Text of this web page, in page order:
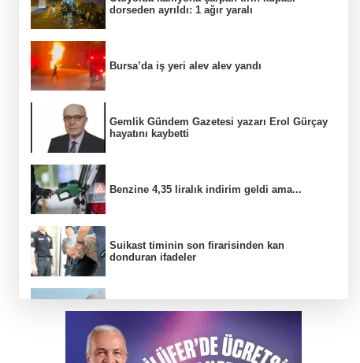
dorseden ayrıldı: 1 ağır yaralı
Bursa’da iş yeri alev alev yandı
Gemlik Gündem Gazetesi yazarı Erol Gürçay
hayatını kaybetti
Benzine 4,35 liralık indirim geldi ama...
Suikast timinin son firarisinden kan
donduran ifadeler
Mudanya'da tavuk çiftliğinde yangın çıktı